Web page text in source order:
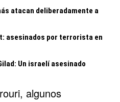
atacan deliberadamente a
asesinados por terrorista en
Un israelí asesinado
algunos